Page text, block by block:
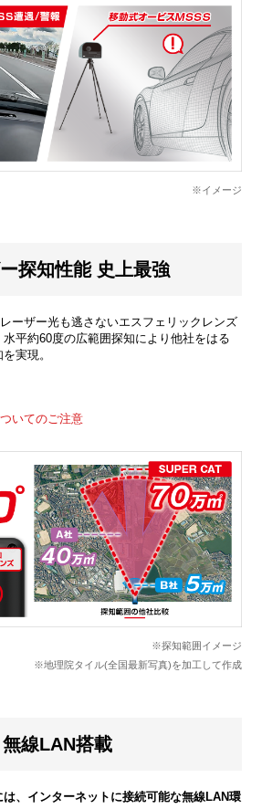
※イメージ
探知性能 史上最強
ーザー光も逃さないエスフェリックレンズ
平約60度の広範囲探知により他社をはる
実現。
いてのご注意
※探知範囲イメージ
※地理院タイル(全国最新写真)を加工して作成
無線LAN搭載
、インターネットに接続可能な無線LAN環